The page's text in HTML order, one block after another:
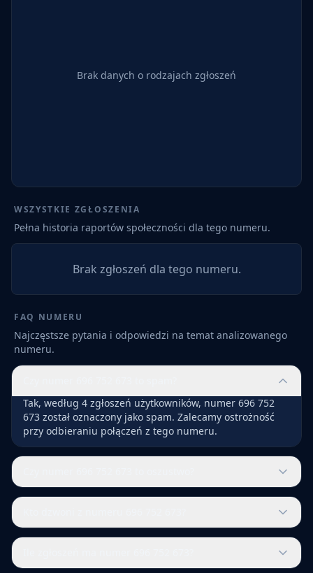
Brak danych o rodzajach zgłoszeń
WSZYSTKIE ZGŁOSZENIA
Pełna historia raportów społeczności dla tego numeru.
Brak zgłoszeń dla tego numeru.
FAQ NUMERU
Najczęstsze pytania i odpowiedzi na temat analizowanego
numeru.
Tak, według 4 zgłoszeń użytkowników, numer 696 752
673 został oznaczony jako spam. Zalecamy ostrożność
przy odbieraniu połączeń z tego numeru.